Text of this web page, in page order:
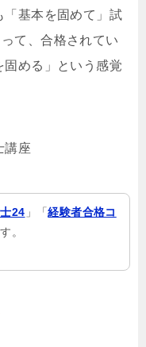
「基本を固めて」試
て、合格されてい
固める」という感覚
講座
24 」「経験者合格コ
。